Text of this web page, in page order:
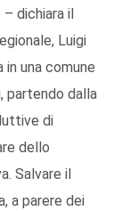
dichiara il
Luigi
una comune
partendo dalla
di
dello
Salvare il
a parere dei